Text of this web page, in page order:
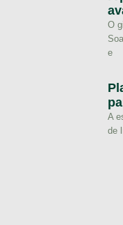
O
e
A
de